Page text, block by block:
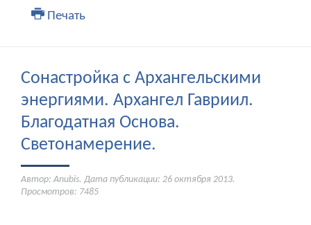
Печать
Сонастройка с Архангельскими
энергиями. Архангел Гавриил.
Благодатная Основа.
Светонамерение.
Автор: Anubis. Дата публикации: 26 октября 2013.
Просмотров: 7485